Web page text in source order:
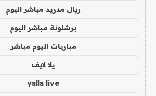
ريال مدريد مباشر اليوم
برشلونة مباشر اليوم
مباريات اليوم مباشر
يلا لايف
yalla live